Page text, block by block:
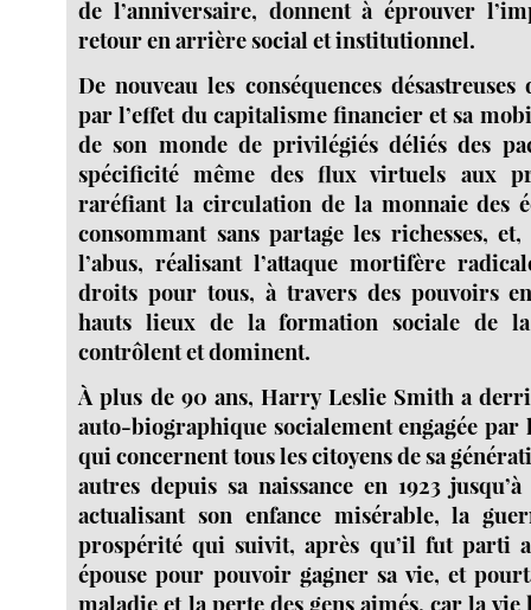
de l’anniversaire, donnent à éprouver
retour en arrière social et institutionnel.
De nouveau les conséquences
par l’effet du capitalisme financier et sa
de son monde de privilégiés déliés des
spécificité même des flux virtuels aux
raréfiant la circulation de la monnaie des
consommant sans partage les richesses,
l’abus, réalisant l’attaque mortifère
droits pour tous, à travers des pouvoirs
hauts lieux de la formation sociale de
contrôlent et dominent.
À plus de 90 ans, Harry Leslie Smith a
auto-biographique socialement engagée
qui concernent tous les citoyens de sa
autres depuis sa naissance en 1923
actualisant son enfance misérable, la
prospérité qui suivit, après qu’il fut parti
épouse pour pouvoir gagner sa vie, et
maladie et la perte des gens aimés, car la vie